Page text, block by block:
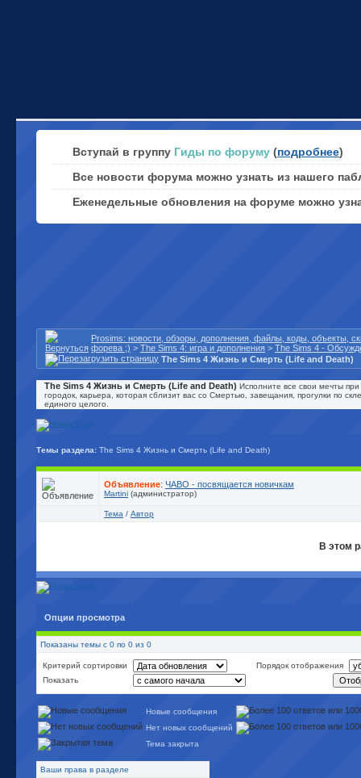
Вступай в группу Гиды по форуму (подробнее)
Все новости форума можно узнать из нашего
Еженедельные обновления на форуме можно
Prosims: новости, обзоры, дополнения, файлы, коды, объекты,
форева ;) > The Sims 4: игра и дополнения > The Sims 4 -
The Sims 4 Жизнь и Смерть (Life and Death)
The Sims 4 Жизнь и Смерть (Life and Death) Исполните все свои мечты
городок, карьера, которая сблизит вас со Смертью, завещания, прогулки по
единого целого.
Темы раздела: The Sims 4 Жизнь и Смерть (Life and Death)
Объявление: ЧАВО - посвящается новичкам
Martini (администратор)
Тема / Автор
В этом
Опции просмотра
Показаны темы с 0 по 0 из 0
Критерий сортировки
Порядок отображения
Показать
Новые сообщения
Нет новых сообщений
Тема закрыта
Ваши права в разделе